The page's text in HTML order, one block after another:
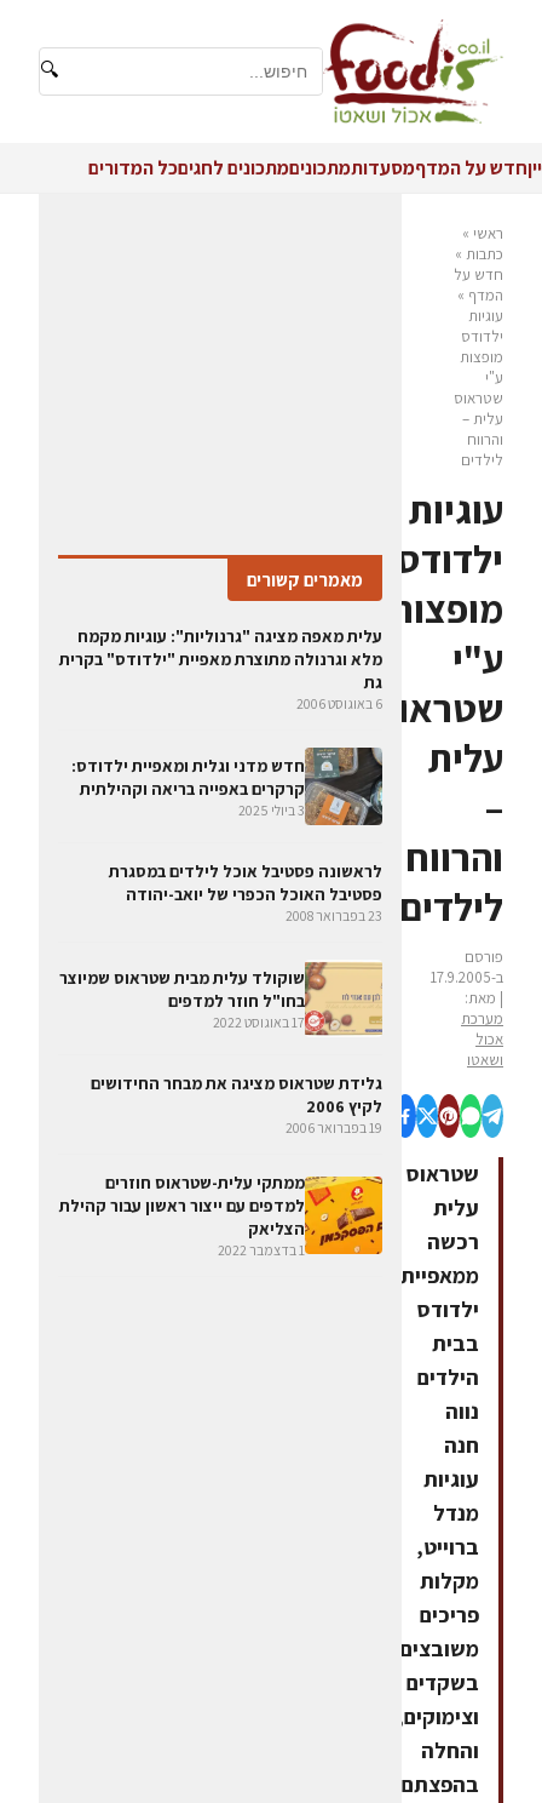
🔍
ייןחדש על המדףמסעדותמתכוניםמתכונים לחגיםכל המדורים
ראשי »
כתבות »
חדש על
המדף »
עוגיות
ילדודס
מופצות
ע"י
שטראוס
עלית –
והרווח
לילדים
עוגיות
ילדודס
מופצות
ע"י
שטראוס
עלית
–
והרווח
לילדים
פורסם
ב-17.9.2005
| מאת:
מערכת
אכול
ושאטו
שטראוס
עלית
רכשה
ממאפיית
ילדודס
בבית
הילדים
נווה
חנה
עוגיות
מנדל
ברוייט,
מקלות
פריכים
משובצים
בשקדים
וצימוקים,
והחלה
בהפצתם
מאמרים קשורים
עלית מאפה מציגה "גרנוליות": עוגיות מקמח
מלא וגרנולה מתוצרת מאפיית "ילדודס" בקרית
גת
6 באוגוסט 2006
חדש מדני וגלית ומאפיית ילדודס:
קרקרים באפייה בריאה וקהילתית
3 ביולי 2025
לראשונה פסטיבל אוכל לילדים במסגרת
פסטיבל האוכל הכפרי של יואב-יהודה
23 בפברואר 2008
שוקולד עלית מבית שטראוס שמיוצר
בחו"ל חוזר למדפים
17 באוגוסט 2022
גלידת שטראוס מציגה את מבחר החידושים
לקיץ 2006
19 בפברואר 2006
ממתקי עלית-שטראוס חוזרים
למדפים עם ייצור ראשון עבור קהילת
הצליאק
1 בדצמבר 2022